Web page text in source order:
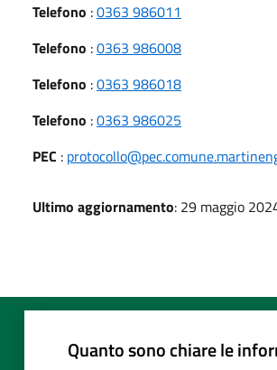
Telefono :0363 986011
Telefono :0363 986008
Telefono :0363 986018
Telefono :0363 986025
PEC :
Ultimo aggiornamento: 29 maggio
Quanto sono chiare le